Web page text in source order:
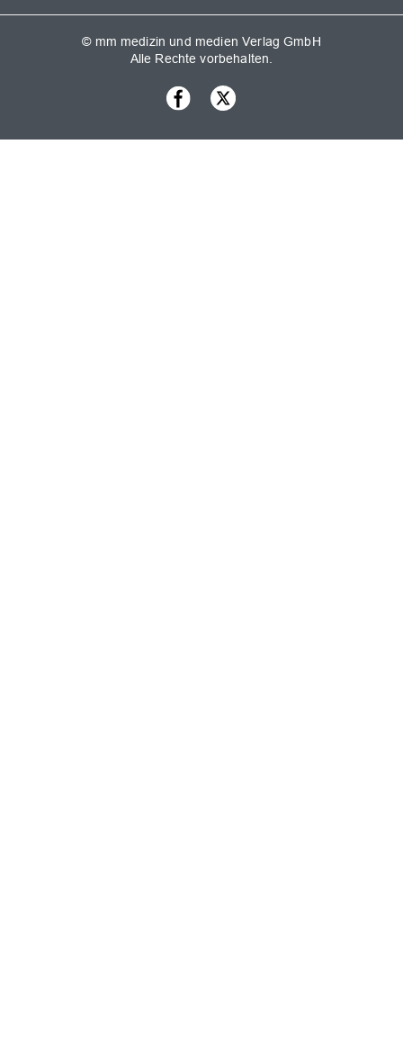
© mm medizin und medien Verlag GmbH
Alle Rechte vorbehalten.